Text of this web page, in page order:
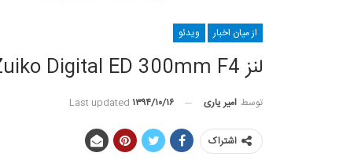
از میان اخبار ویدئو
لنز M.Zuiko Digital ED 300mm F4 الیمپوس، شارپ‌ترین لنز در این رده
توسط امیر یاری Last updated ۱۳۹۴/۱۰/۱۶
اشتراک